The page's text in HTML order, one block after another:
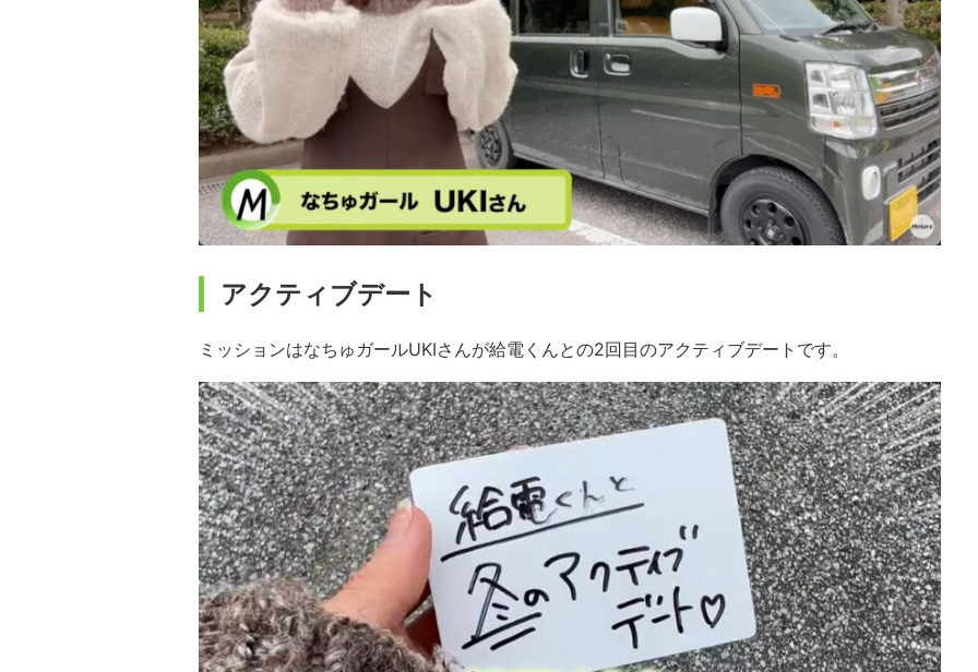
アクティブデート
ミッションはなちゅガールUKIさんが給電くんとの2回目のアクティブデートです。